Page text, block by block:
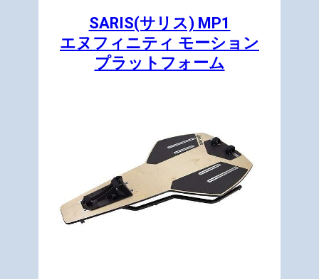
SARIS(サリス) MP1
エヌフィニティ モーション
プラットフォーム